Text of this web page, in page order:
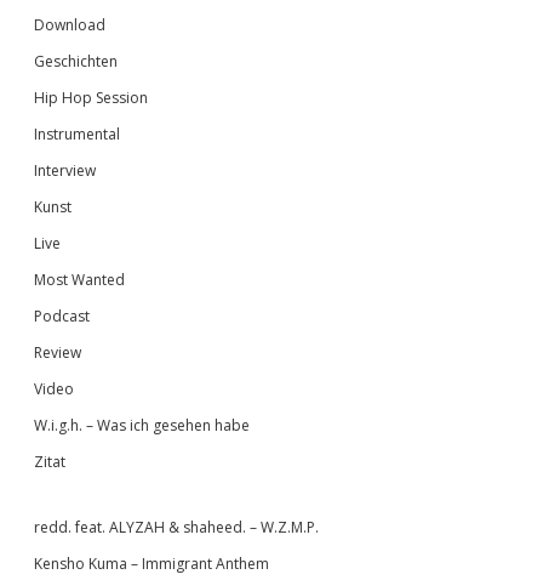
Download
Geschichten
Hip Hop Session
Instrumental
Interview
Kunst
Live
Most Wanted
Podcast
Review
Video
W.i.g.h. – Was ich gesehen habe
Zitat
redd. feat. ALYZAH & shaheed. – W.Z.M.P.
Kensho Kuma – Immigrant Anthem